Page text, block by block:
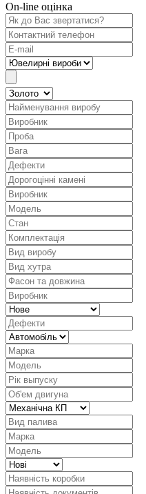
On-line оцінка